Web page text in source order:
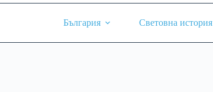
България Световна история